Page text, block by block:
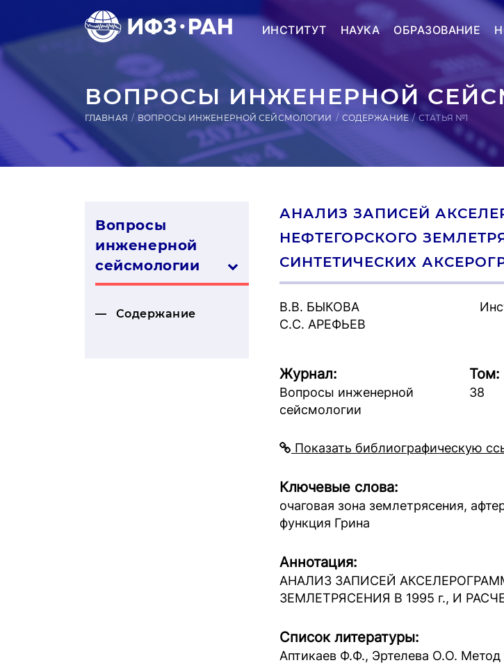
ИНСТИТУТ НАУКА ОБРАЗОВАНИЕ
ВОПРОСЫ ИНЖЕНЕРНОЙ
ГЛАВНАЯ ВОПРОСЫ ИНЖЕНЕРНОЙ СЕЙСМОЛОГИИ СОДЕРЖАНИЕ СТАТЬЯ №1
Вопросы
инженерной
сей­смо­логии
Содержание
АНАЛИЗ ЗАПИСЕЙ
НЕФТЕГОРСКОГО
СИНТЕТИЧЕСКИХ
В.В. БЫКОВА
С.С. АРЕФЬЕВ
Журнал:
Вопросы инженерной
сейсмологии
Том:
38
Показать библиографическую
Ключевые слова:
очаговая зона землетрясения,
функция Грина
Аннотация:
АНАЛИЗ ЗАПИСЕЙ
ЗЕМЛЕТРЯСЕНИЯ В 1995 г., И
Список литературы:
Аптикаев Ф.Ф., Эртелева О.О. Метод